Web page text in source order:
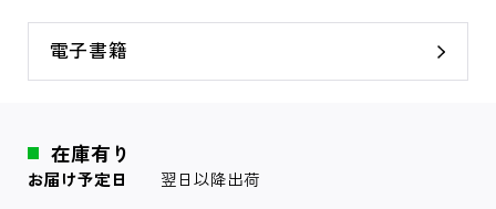
電子書籍
在庫有り
お届け予定日 翌日以降出荷